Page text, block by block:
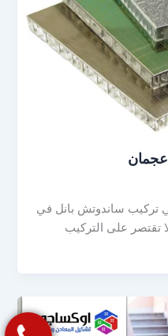
تركيب ساندوتش بانل في
تقتصر على التركيب